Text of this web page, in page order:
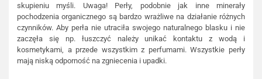
skupieniu myśli. Uwaga! Perły, podobnie jak inne minerały
pochodzenia organicznego są bardzo wrażliwe na działanie różnych
czynników. Aby perła nie utraciła swojego naturalnego blasku i nie
zaczęła się np. łuszczyć należy unikać kontaktu z wodą i
kosmetykami, a przede wszystkim z perfumami. Wszystkie perły
mają niską odporność na zgniecenia i upadki.